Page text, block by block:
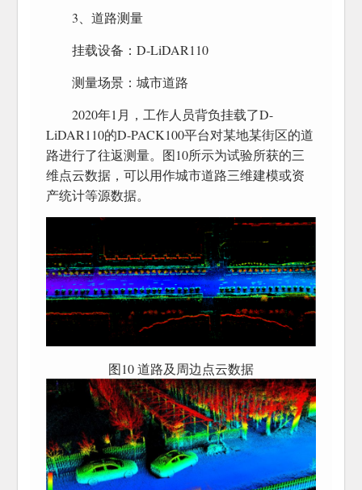
3、道路测量
挂载设备：D-LiDAR110
测量场景：城市道路
2020年1月，工作人员背负挂载了D-
LiDAR110的D-PACK100平台对某地某街区的道
路进行了往返测量。图10所示为试验所获的三
维点云数据，可以用作城市道路三维建模或资
产统计等源数据。
图10 道路及周边点云数据